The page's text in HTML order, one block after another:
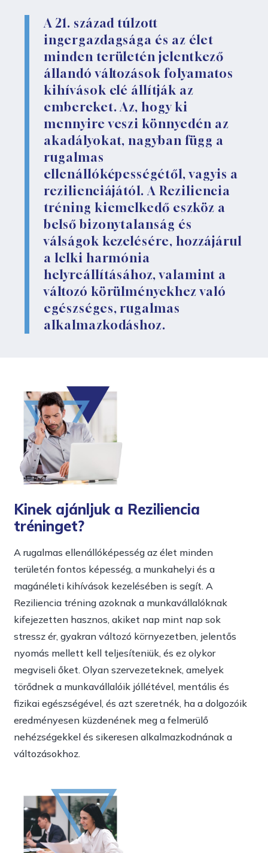
A 21. század túlzott
ingergazdagsága és az élet
minden területén jelentkező
állandó változások folyamatos
kihívások elé állítják az
embereket. Az, hogy ki
mennyire veszi könnyedén az
akadályokat, nagyban függ a
rugalmas
ellenállóképességétől, vagyis a
rezilienciájától. A Reziliencia
tréning kiemelkedő eszköz a
belső bizonytalanság és
válságok kezelésére, hozzájárul
a lelki harmónia
helyreállításához, valamint a
változó körülményekhez való
egészséges, rugalmas
alkalmazkodáshoz.
Kinek ajánljuk a Reziliencia
tréninget?
A rugalmas ellenállóképesség az élet minden
területén fontos képesség, a munkahelyi és a
magánéleti kihívások kezelésében is segít.A
Reziliencia tréning azoknak a munkavállalóknak
kifejezetten hasznos, akiket nap mint nap sok
stressz ér, gyakran változó környezetben, jelentős
nyomás mellett kell teljesíteniük, és ez olykor
megviseli őket. Olyan szervezeteknek, amelyek
törődnek a munkavállalóik jóllétével, mentális és
fizikai egészségével, és azt szeretnék, ha a dolgozóik
eredményesen küzdenének meg a felmerülő
nehézségekkel és sikeresen alkalmazkodnának a
változásokhoz.